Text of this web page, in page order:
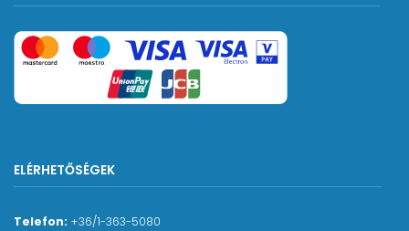
ELÉRHETŐSÉGEK
Telefon: +36/1-363-5080